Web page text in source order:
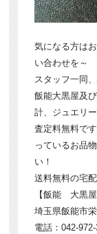
気になる方は
い合わせを～
スタッフ一同
飯能大黒屋及
計、ジュエリ
査定料無料で
っているお品
い！
送料無料の宅
【飯能 大黒屋
埼玉県飯能市
電話：042-